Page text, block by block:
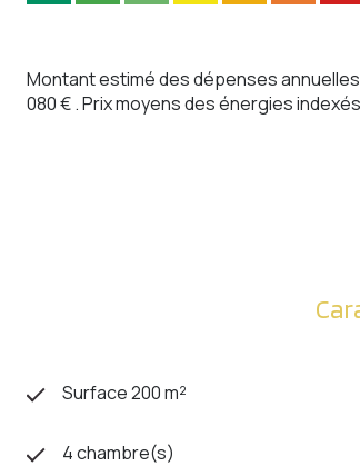
Montant estimé des dépenses
080 € . Prix moyens des énergies
Surface 200 m²
4 chambre(s)